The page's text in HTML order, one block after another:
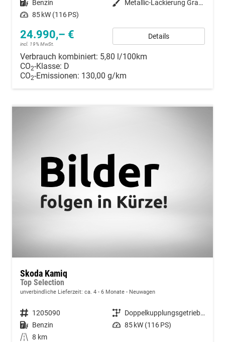
Kraftstoff Benzin Außenfarbe
Metallic-Lackierung Graphit-Grau
Leistung 85 kW (116 PS)
24.990,– €
incl. 19% MwSt.
Details
Verbrauch kombiniert: 5,80 l/100km
CO2-Klasse: D
CO2-Emissionen: 130,00 g/km
Skoda Kamiq
Top Selection
unverbindliche Lieferzeit: ca. 4 - 6 Monate Neuwagen
Fahrzeugnummer 1205090 Getriebe
Doppelkupplungsgetriebe (DSG)
Kraftstoff Benzin Leistung 85 kW (116 PS)
Kilometerstand 8 km